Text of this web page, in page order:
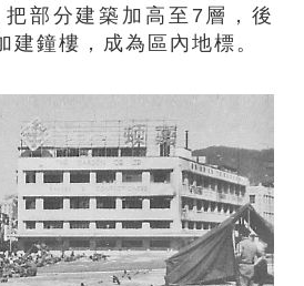
部分建築加高至7層，後
建鐘樓，成為區內地標。